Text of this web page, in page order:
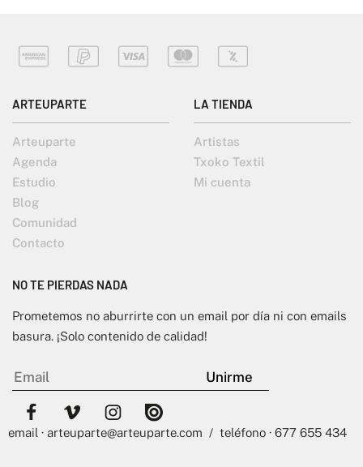
ARTEUPARTE
Arteuparte
Agenda
Estudio
Blog
Comunidad
Contacto
LA TIENDA
Artistas
Txoko Textil
Mi cuenta
NO TE PIERDAS NADA
Prometemos no aburrirte con un email por día ni con emails
basura. ¡Solo contenido de calidad!
email · arteuparte@arteuparte.com / teléfono · 677 655 434